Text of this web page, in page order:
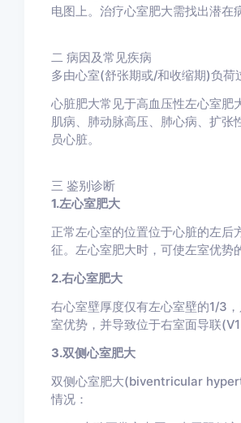
电图上。治疗心室肥大需找出潜在
二 病因及常见疾病
多由心室(舒张期或/和收缩期)负荷
心脏肥大常见于高血压性左心室肥
肌病、肺动脉高压、肺心病、扩张
员心脏。
三 鉴别诊断
1.左心室肥大
正常左心室的位置位于心脏的左后
征。左心室肥大时，可使左室优势
2.右心室肥大
右心室壁厚度仅有左心室壁的1/3
室优势，并导致位于右室面导联
3.双侧心室肥大
双侧心室肥大(biventricular
情况：